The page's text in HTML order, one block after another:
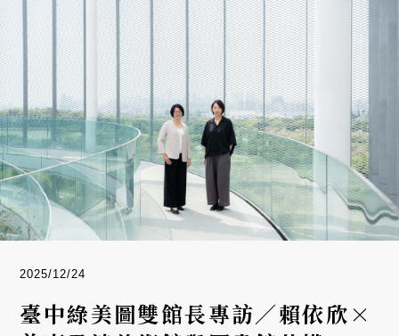
2025/12/24
臺中綠美圖雙館長專訪／賴依欣×